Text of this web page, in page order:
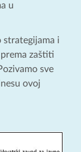
u
strategijama i
zaštiti
sve
ovoj